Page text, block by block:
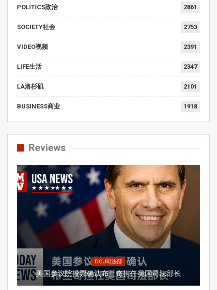
POLITICS政治 2861
SOCIETY社会 2753
VIDEO视频 2391
LIFE生活 2347
LA洛杉矶 2101
BUSINESS商业 1918
Reviews
DOJ司法部
美国参议院投票确认布兰奇担任美国司法部长